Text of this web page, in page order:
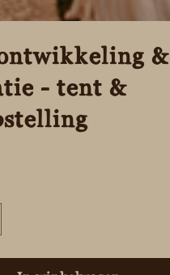
&
- tent &